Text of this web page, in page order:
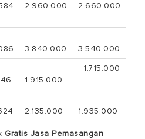
2.960.000 2.660.000
3.840.000
3.540.000
1.915.000
1.715.000
2.135.000 1.935.000
Gratis Jasa Pemasangan